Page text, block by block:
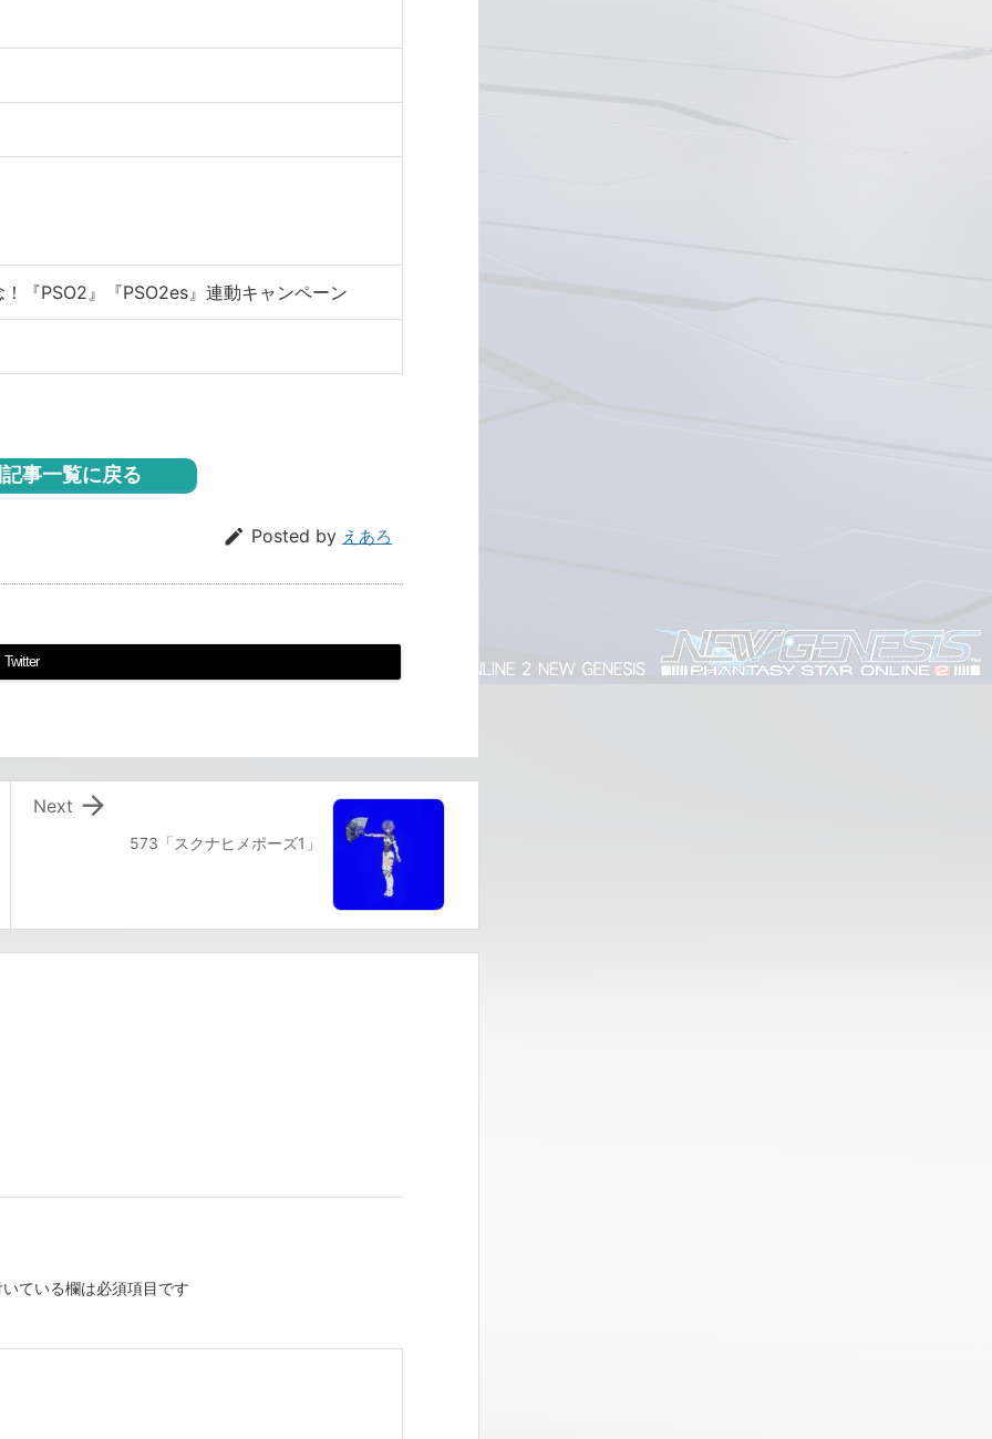
『PSO2』『PSO2es』連動キャンペーン
事一覧に戻る
 Posted by えあろ
Twitter
573「スクナヒメポーズ1」

Next
ている欄は必須項目です